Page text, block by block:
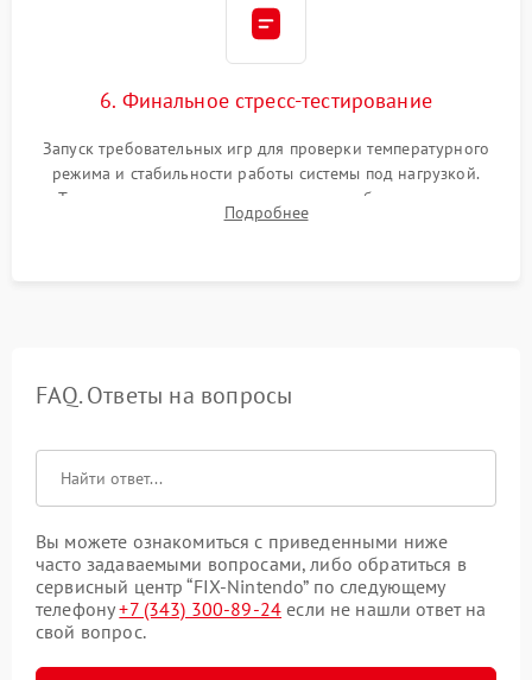
6. Финальное стресс-тестирование
Запуск требовательных игр для проверки температурного
режима и стабильности работы системы под нагрузкой.
Тестирование привода, синхронизации беспроводных
геймпадов, выхода в сеть и выдачи изображения без
Подробнее
FAQ. Ответы на вопросы
Вы можете ознакомиться с приведенными ниже
часто задаваемыми вопросами, либо обратиться в
сервисный центр “FIX-Nintendo” по следующему
телефону+7 (343) 300-89-24 если не нашли ответ на
свой вопрос.